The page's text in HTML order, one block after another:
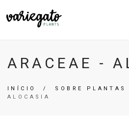
ARACEAE -
INÍCIO / SOBRE PLANTAS
ALOCASIA